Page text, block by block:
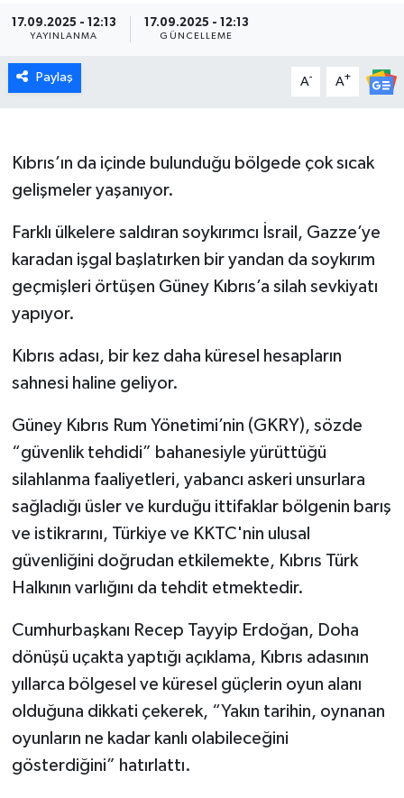
17.09.2025 - 12:13
YAYINLANMA
17.09.2025 - 12:13
GÜNCELLEME
Paylaş A- A+
Kıbrıs’ın da içinde bulunduğu bölgede çok sıcak
gelişmeler yaşanıyor.
Farklı ülkelere saldıran soykırımcı İsrail, Gazze’ye
karadan işgal başlatırken bir yandan da soykırım
geçmişleri örtüşen Güney Kıbrıs’a silah sevkiyatı
yapıyor.
Kıbrıs adası, bir kez daha küresel hesapların
sahnesi haline geliyor.
Güney Kıbrıs Rum Yönetimi’nin (GKRY), sözde
“güvenlik tehdidi” bahanesiyle yürüttüğü
silahlanma faaliyetleri, yabancı askeri unsurlara
sağladığı üsler ve kurduğu ittifaklar bölgenin barış
ve istikrarını, Türkiye ve KKTC'nin ulusal
güvenliğini doğrudan etkilemekte, Kıbrıs Türk
Halkının varlığını da tehdit etmektedir.
Cumhurbaşkanı Recep Tayyip Erdoğan, Doha
dönüşü uçakta yaptığı açıklama, Kıbrıs adasının
yıllarca bölgesel ve küresel güçlerin oyun alanı
olduğuna dikkati çekerek, “Yakın tarihin, oynanan
oyunların ne kadar kanlı olabileceğini
gösterdiğini” hatırlattı.